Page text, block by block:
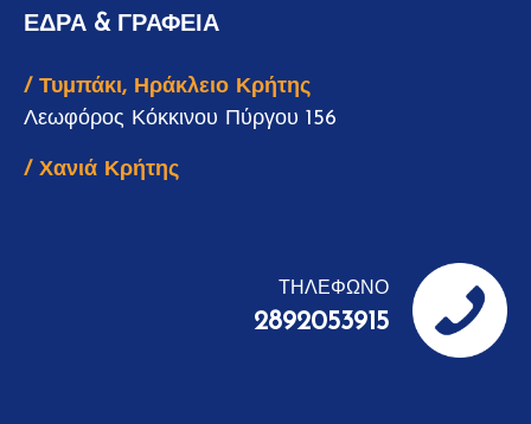
ΕΔΡΑ & ΓΡΑΦΕΙΑ
/ Τυμπάκι, Ηράκλειο Κρήτης
Λεωφόρος Κόκκινου Πύργου 156
/ Χανιά Κρήτης
ΤΗΛΕΦΩΝΟ
2892053915